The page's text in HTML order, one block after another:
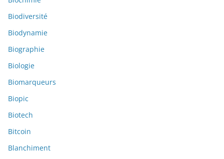
Biodiversité
Biodynamie
Biographie
Biologie
Biomarqueurs
Biopic
Biotech
Bitcoin
Blanchiment